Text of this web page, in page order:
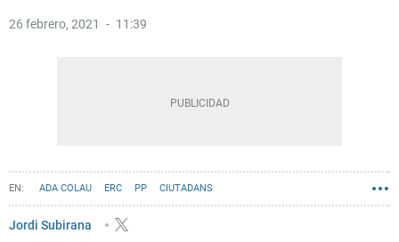
26 febrero, 2021 11:39
ADA COLAU ERC PP CIUTADANS
PSC - PARTIT DELS SOCIALISTES DE CATALUNYA
Jordi Subirana